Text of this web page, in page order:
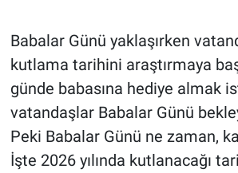
Babalar Günü yaklaşırken
kutlama tarihini araştırmaya
günde babasına hediye almak
vatandaşlar Babalar Günü
Peki Babalar Günü ne zaman,
İşte 2026 yılında kutlanacağı